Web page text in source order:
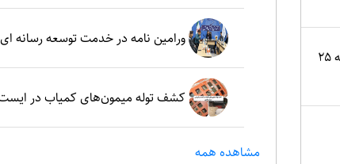
اصفهان؛ کانون ایثار در جنگ تحمیلی ۱۲روزه و یادمان حماسه ۲۵
ورامین نامه در خدمت توسعه رسانه
کشف توله میمون‌های کمیاب در ایست
مشاهده همه